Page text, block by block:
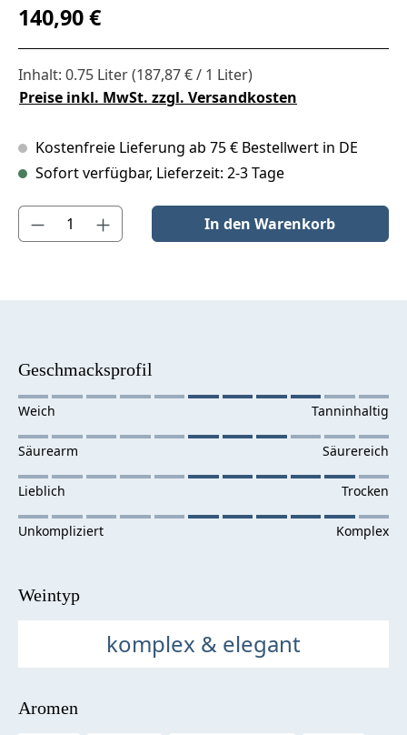
Regulärer Preis:
140,90 €
Inhalt: 0.75 Liter(187,87 € / 1 Liter)
Preise inkl. MwSt. zzgl. Versandkosten
Kostenfreie Lieferung ab 75 € Bestellwert in DE
Sofort verfügbar, Lieferzeit: 2-3 Tage
Produkt Anzahl: Gib den gewünschten Wert ein oder benutze
In den Warenkorb
Geschmacksprofil
Weintyp
komplex & elegant
Aromen